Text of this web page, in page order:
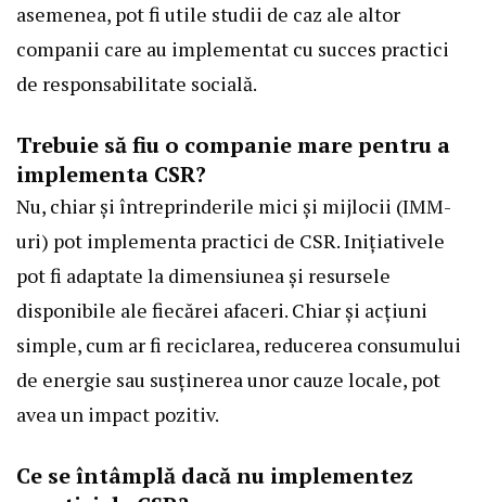
asemenea, pot fi utile studii de caz ale altor
companii care au implementat cu succes practici
de responsabilitate socială.
Trebuie să fiu o companie mare pentru a
implementa CSR?
Nu, chiar și întreprinderile mici și mijlocii (IMM-
uri) pot implementa practici de CSR. Inițiativele
pot fi adaptate la dimensiunea și resursele
disponibile ale fiecărei afaceri. Chiar și acțiuni
simple, cum ar fi reciclarea, reducerea consumului
de energie sau susținerea unor cauze locale, pot
avea un impact pozitiv.
Ce se întâmplă dacă nu implementez